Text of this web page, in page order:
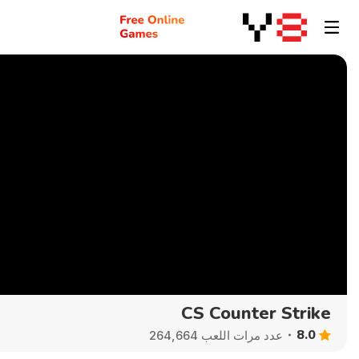
CS Counter Strike
8.0 عدد مرات اللعب 264,664